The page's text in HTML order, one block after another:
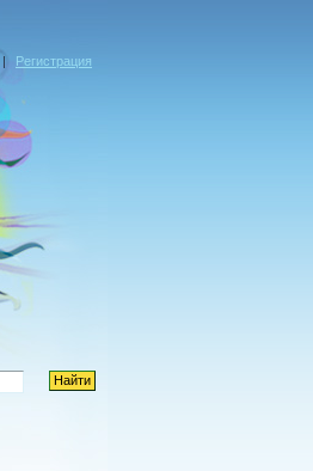
| Регистрация